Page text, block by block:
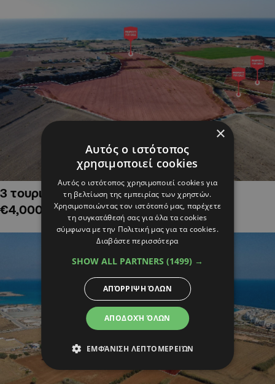
3 τουριστικά χωράφια στην Αλαμινό,
€4,000,000
×
Αυτός ο ιστότοπος
χρησιμοποιεί cookies
Αυτός ο ιστότοπος χρησιμοποιεί cookies για
τη βελτίωση της εμπειρίας των χρηστών.
Χρησιμοποιώντας τον ιστότοπό μας, παρέχετε
τη συγκατάθεσή σας για όλα τα cookies
σύμφωνα με την Πολιτική μας για τα cookies.
Διαβάστε περισσότερα
SHOW ALL PARTNERS (1499) →
ΑΠΟΔΟΧΉ ΌΛΩΝ
ΑΠΌΡΡΙΨΗ ΌΛΩΝ
ΕΜΦΆΝΙΣΗ ΛΕΠΤΟΜΕΡΕΙΏΝ